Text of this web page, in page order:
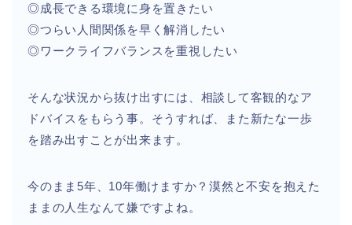
◎成長できる環境に身を置きたい
◎つらい人間関係を早く解消したい
◎ワークライフバランスを重視したい
そんな状況から抜け出すには、相談して客観的なア
ドバイスをもらう事。そうすれば、また新たな一歩
を踏み出すことが出来ます。
今のまま5年、10年働けますか？漠然と不安を抱えた
ままの人生なんて嫌ですよね。